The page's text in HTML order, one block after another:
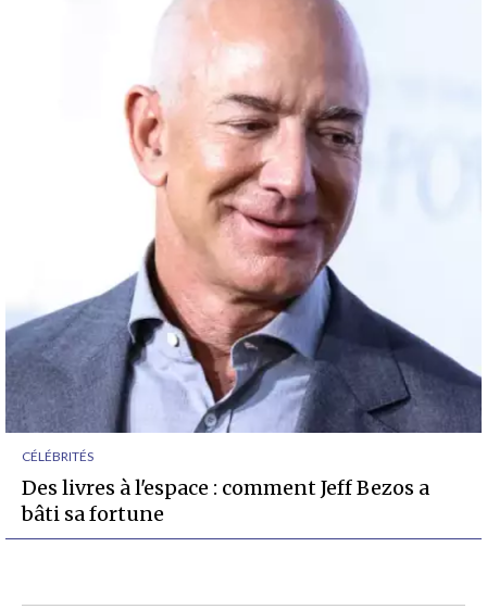
CÉLÉBRITÉS
Des livres à l'espace : comment Jeff Bezos a
bâti sa fortune